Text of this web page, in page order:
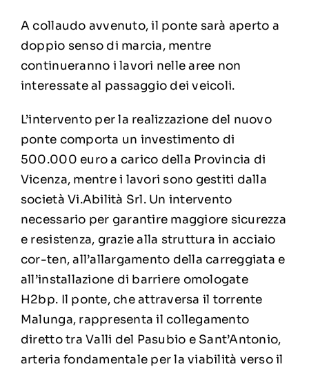
A collaudo avvenuto, il ponte sarà aperto a
doppio senso di marcia, mentre
continueranno i lavori nelle aree non
interessate al passaggio dei veicoli.
L’intervento per la realizzazione del nuovo
ponte comporta un investimento di
500.000 euro a carico della Provincia di
Vicenza, mentre i lavori sono gestiti dalla
società Vi.Abilità Srl. Un intervento
necessario per garantire maggiore sicurezza
e resistenza, grazie alla struttura in acciaio
cor-ten, all’allargamento della carreggiata e
all’installazione di barriere omologate
H2bp. Il ponte, che attraversa il torrente
Malunga, rappresenta il collegamento
diretto tra Valli del Pasubio e Sant’Antonio,
arteria fondamentale per la viabilità verso il